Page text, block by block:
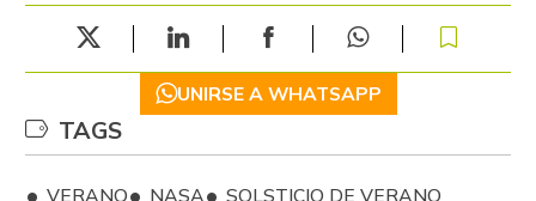
UNIRSE A WHATSAPP
TAGS
VERANO NASA SOLSTICIO DE VERANO